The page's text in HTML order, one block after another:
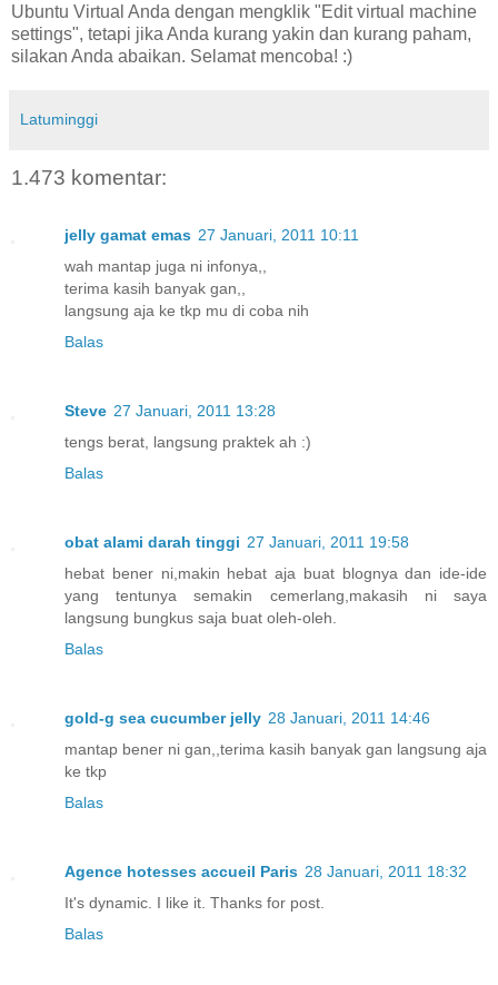
Ubuntu Virtual Anda dengan mengklik "Edit virtual machine
settings", tetapi jika Anda kurang yakin dan kurang paham,
silakan Anda abaikan. Selamat mencoba! :)
Latuminggi
1.473 komentar:
jelly gamat emas 27 Januari, 2011 10:11
wah mantap juga ni infonya,,
terima kasih banyak gan,,
langsung aja ke tkp mu di coba nih
Balas
Steve 27 Januari, 2011 13:28
tengs berat, langsung praktek ah :)
Balas
obat alami darah tinggi 27 Januari, 2011 19:58
hebat bener ni,makin hebat aja buat blognya dan ide-ide
yang tentunya semakin cemerlang,makasih ni saya
langsung bungkus saja buat oleh-oleh.
Balas
gold-g sea cucumber jelly 28 Januari, 2011 14:46
mantap bener ni gan,,terima kasih banyak gan langsung aja
ke tkp
Balas
Agence hotesses accueil Paris 28 Januari, 2011 18:32
It's dynamic. I like it. Thanks for post.
Balas